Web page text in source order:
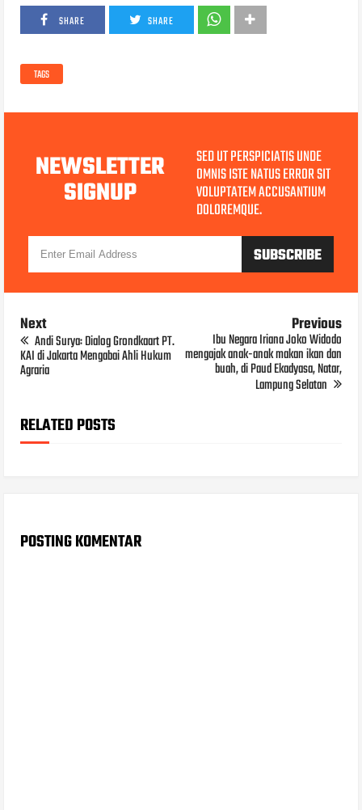
SHARE SHARE
TAGS
NEWSLETTER
SIGNUP
SED UT PERSPICIATIS UNDE
OMNIS ISTE NATUS ERROR SIT
VOLUPTATEM ACCUSANTIUM
DOLOREMQUE.
Next
Andi Surya: Dialog Grondkaart PT.
KAI di Jakarta Mengabai Ahli Hukum
Agraria
Previous
Ibu Negara Iriana Joko Widodo
mengajak anak-anak makan ikan dan
buah, di Paud Ekadyasa, Natar,
Lampung Selatan
RELATED POSTS
POSTING KOMENTAR